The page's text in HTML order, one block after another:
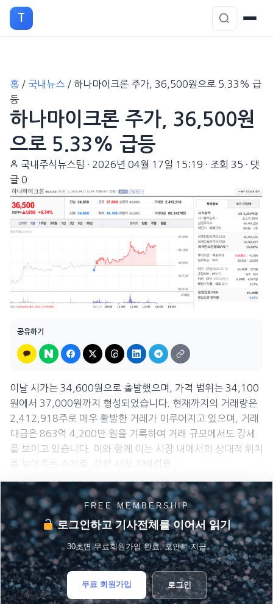
T
홈 / 국내뉴스 / 하나마이크론 주가, 36,500원으로 5.33% 급
등
하나마이크론 주가, 36,500원
으로 5.33% 급등
국내주식뉴스팀 · 2026년 04월 17일 15:19 · 조회 35 · 댓
글 0
공유하기
이날 시가는 34,600원으로 출발했으며, 가격 범위는 34,100
원에서 37,000원까지 형성되었습니다. 현재까지의 거래량은
2,412,918주로 매우 활발한 거래가 이루어지고 있으며, 거래
대금은 863억 4,200만 원을 기록하여 거래 규모에서도 강세
를 보이고 있습니다. 이와 함께 이는 시장 내에서의 상대적 위치
를 보여주는 수치로, 강한 시장 지배력을 ...
FREE MEMBERSHIP
로그인하고 기사전체를 이어서 읽기
30초면 무료회원가입 완료, 포인트 지급
무료 회원가입 로그인